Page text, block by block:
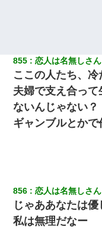
855 恋人は名無しさん
ここの人たち、冷
夫婦で支え合っ
ないんじゃない？
ギャンブルとか
856 恋人は名無しさん
じゃああなたは
私は無理だなー